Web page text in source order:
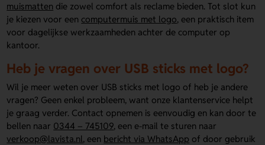
muismatten die zowel comfort als reclame bieden. Tot slot kun
je kiezen voor een computermuis met logo, een praktisch item
voor dagelijkse werkzaamheden achter de computer op
kantoor.
Heb je vragen over USB sticks met logo?
Wil je meer weten over USB sticks met logo of heb je andere
vragen? Geen enkel probleem, want onze klantenservice helpt
je graag verder. Contact opnemen is eenvoudig en kan door te
bellen naar 0344 – 745109, een e-mail te sturen naar
verkoop@lavista.nl, een bericht via WhatsApp of door gebruik